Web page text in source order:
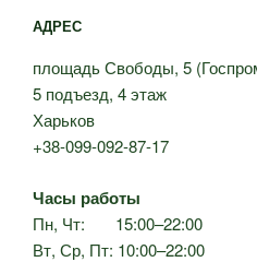
АДРЕС
площадь Свободы, 5
5 подъезд, 4 этаж
Харьков
+38-099-092-87-17
Часы работы
Пн, Чт: 15:00–22:00
Вт, Ср, Пт: 10:00–22:00